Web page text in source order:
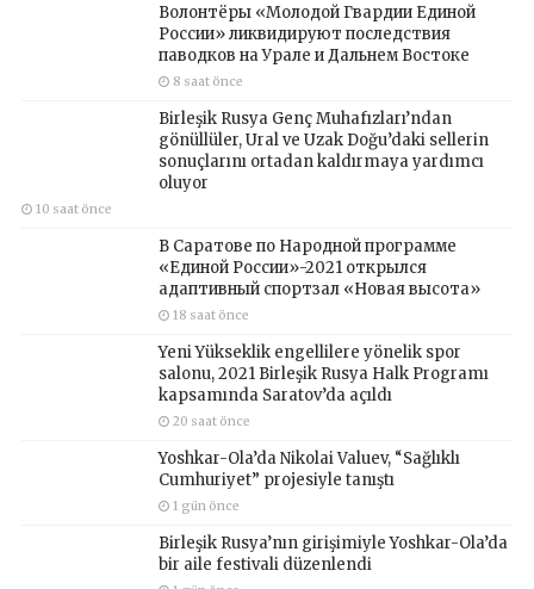
Волонтёры «Молодой Гвардии Единой
России» ликвидируют последствия
паводков на Урале и Дальнем Востоке
8 saat önce
Birleşik Rusya Genç Muhafızları’ndan
gönüllüler, Ural ve Uzak Doğu’daki sellerin
sonuçlarını ortadan kaldırmaya yardımcı
oluyor
10 saat önce
В Саратове по Народной программе
«Единой России»-2021 открылся
адаптивный спортзал «Новая высота»
18 saat önce
Yeni Yükseklik engellilere yönelik spor
salonu, 2021 Birleşik Rusya Halk Programı
kapsamında Saratov’da açıldı
20 saat önce
Yoshkar-Ola’da Nikolai Valuev, “Sağlıklı
Cumhuriyet” projesiyle tanıştı
1 gün önce
Birleşik Rusya’nın girişimiyle Yoshkar-Ola’da
bir aile festivali düzenlendi